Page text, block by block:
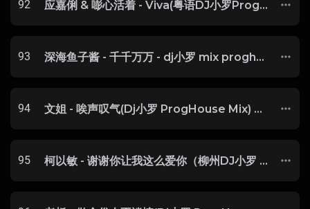
92 应嘉俐 & 嘭心活着 - Viva(粤语DJ小罗ProgHouseRmx)
93 深海鱼子酱 - 千千万万 - dj小罗 mix proghouse-玖零DJ整理♪♫
94 文姐 - 唉声叹气(Dj小罗 ProgHouse Mix) 粤语-玖零DJ整理♪♫
95 柯以敏 - 谢谢你让我这么爱你（柳州DJ小罗 FunKyHouse Mix）V2